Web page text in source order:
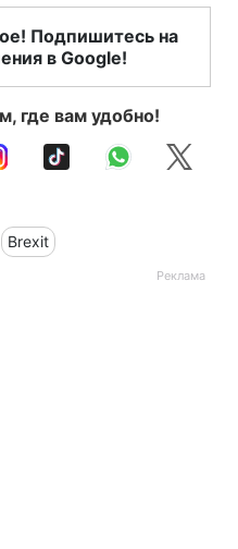
Подпишитесь на
в Google!
где вам удобно!
Brexit